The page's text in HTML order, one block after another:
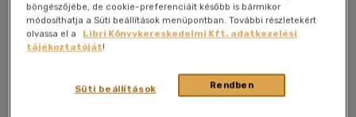
Kívánságlistához adom
471 oldal
böngészőjébe, de cookie-preferenciáit később is bármikor
módosíthatja a Süti beállítások menüpontban. További részletekért
olvassa el a
Libri Könyvkereskedelmi Kft. adatkezelési
tájékoztatóját!
Rendben
Süti beállítások